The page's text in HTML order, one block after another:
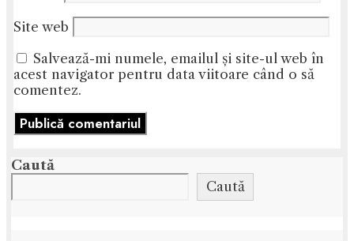
Site web
Salvează-mi numele, emailul și site-ul web în
acest navigator pentru data viitoare când o să
comentez.
Caută
Caută